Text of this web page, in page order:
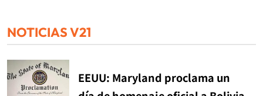
NOTICIAS V21
EEUU: Maryland proclama un